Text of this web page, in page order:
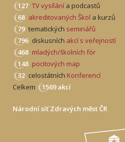
127 TV vysílání a podcastů
68 akreditovaných Škol a kurzů
79 tematických seminářů
796 diskusních akcí s veřejností
468 mladých/školních fór
148 pocitových map
32 celostátních Konferencí
Celkem
1569 akcí
Národní síť Zdravých měst ČR